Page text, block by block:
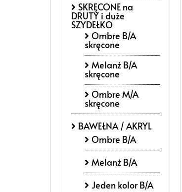
SKRĘCONE na
DRUTY i duże
SZYDEŁKO
Ombre B/A
skręcone
Melanż B/A
skręcone
Ombre M/A
skręcone
BAWEŁNA / AKRYL
Ombre B/A
Melanż B/A
Jeden kolor B/A